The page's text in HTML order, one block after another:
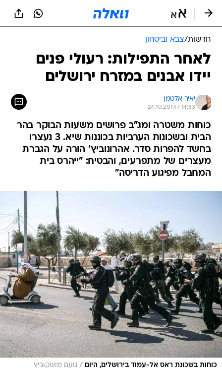
חדשות/צבא וביטחון
לאחר התפילות: רעולי פנים
יידו אבנים במזרח ירושלים
יאיר אלטמן
24.10.2014 / 14:33
כוחות משטרה ומג"ב פרושים משעות הבוקר בהר
הבית ובשכונות הערביות בכוננות שיא. 3 נעצרו
בחשד להפרות סדר. אהרונוביץ' הורה על הגברת
מעצרים של מתפרעים, והבטיח: "ייהרס בית
המחבל מפיגוע הדריסה"
כוחות בשכונת ראס אל-עמוד בירושלים, היום / נועם מושקוביץ